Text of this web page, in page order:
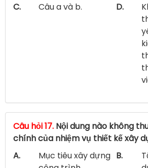
C.
Câu a và b. D.
Câu hỏi 17. Nội dung nào không
chính của nhiệm vụ thiết kế xây
A.
Mục tiêu xây dựng B.